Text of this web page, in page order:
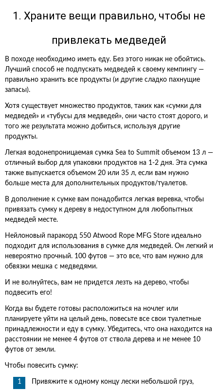
1. Храните вещи правильно, чтобы не
привлекать медведей
В походе необходимо иметь еду. Без этого никак не обойтись.
Лучший способ не подпускать медведей к своему кемпингу —
правильно хранить все продукты (и другие сладко пахнущие
запасы).
Хотя существует множество продуктов, таких как «сумки для
медведей» и «тубусы для медведей», они часто стоят дорого, и
того же результата можно добиться, используя другие
продукты.
Легкая водонепроницаемая сумка Sea to Summit объемом 13 л —
отличный выбор для упаковки продуктов на 1-2 дня. Эта сумка
также выпускается объемом 20 или 35 л, если вам нужно
больше места для дополнительных продуктов/туалетов.
В дополнение к сумке вам понадобится легкая веревка, чтобы
привязать сумку к дереву в недоступном для любопытных
медведей месте.
Нейлоновый паракорд 550 Atwood Rope MFG Store идеально
подходит для использования в сумке для медведей. Он легкий и
невероятно прочный. 100 футов — это все, что вам нужно для
обвязки мешка с медведями.
И не волнуйтесь, вам не придется лезть на дерево, чтобы
подвесить его!
Когда вы будете готовы расположиться на ночлег или
планируете уйти на целый день, повесьте все свои туалетные
принадлежности и еду в сумку. Убедитесь, что она находится на
расстоянии не менее 4 футов от ствола дерева и не менее 10
футов от земли.
Чтобы повесить сумку:
Привяжите к одному концу лески небольшой груз,